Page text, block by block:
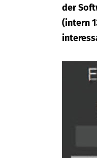
der
(intern